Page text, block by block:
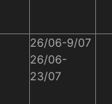
26/06-9/07
26/06-
23/07